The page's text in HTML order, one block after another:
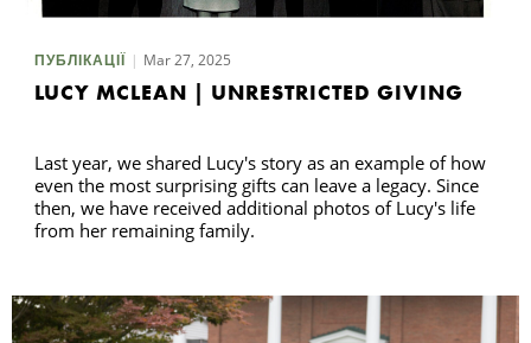
ПУБЛІКАЦІЇ Mar 27, 2025
LUCY MCLEAN | UNRESTRICTED GIVING
Last year, we shared Lucy's story as an example of how
even the most surprising gifts can leave a legacy. Since
then, we have received additional photos of Lucy's life
from her remaining family.